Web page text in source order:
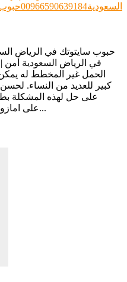
السعودية00966590639184حبوب سايتوتيك اجهاض الرياض السعودية
الحمل غير المخطط له
كبير للعديد من النساء.
على حل لهذه المشكلة
حبوب سايتوتك Cytotec على امازون السعودي...